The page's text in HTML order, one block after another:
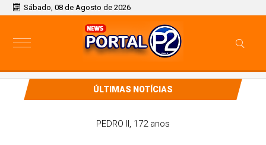
Sábado, 08 de Agosto de 2026
ÚLTIMAS NOTÍCIAS
PEDRO II, 172 anos